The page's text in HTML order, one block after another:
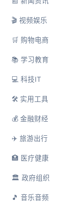
🎬 视频娱乐
🛒 购物电商
📚 学习教育
💻 科技IT
🛠️ 实用工具
💰 金融财经
✈️ 旅游出行
🏥 医疗健康
🏛️ 政府组织
🎵 音乐音频